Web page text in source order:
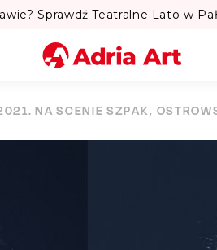
Sprawdź Teatralne Lato w
Miasto
NA SCENIE SZPAK,